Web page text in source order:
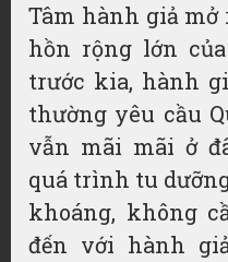
Tâm hành giả mở
hồn rộng lớn
trước kia, hành
thường yêu cầu
vẫn mãi mãi ở
quá trình tu
khoáng, không
đến với hành